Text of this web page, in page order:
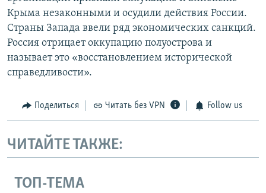
Крыма незаконными и осудили действия России.
Страны Запада ввели ряд экономических санкций.
Россия отрицает оккупацию полуострова и
называет это «восстановлением исторической
справедливости».
Поделиться Читать без VPN Follow us
ЧИТАЙТЕ ТАКЖЕ:
ТОП-ТЕМА